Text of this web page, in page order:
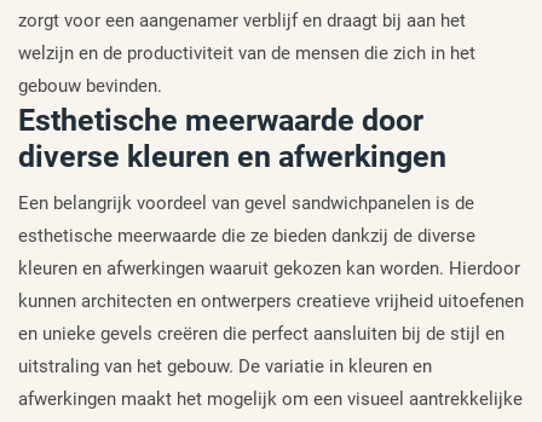
zorgt voor een aangenamer verblijf en draagt bij aan het
welzijn en de productiviteit van de mensen die zich in het
gebouw bevinden.
Esthetische meerwaarde door
diverse kleuren en afwerkingen
Een belangrijk voordeel van gevel sandwichpanelen is de
esthetische meerwaarde die ze bieden dankzij de diverse
kleuren en afwerkingen waaruit gekozen kan worden. Hierdoor
kunnen architecten en ontwerpers creatieve vrijheid uitoefenen
en unieke gevels creëren die perfect aansluiten bij de stijl en
uitstraling van het gebouw. De variatie in kleuren en
afwerkingen maakt het mogelijk om een visueel aantrekkelijke